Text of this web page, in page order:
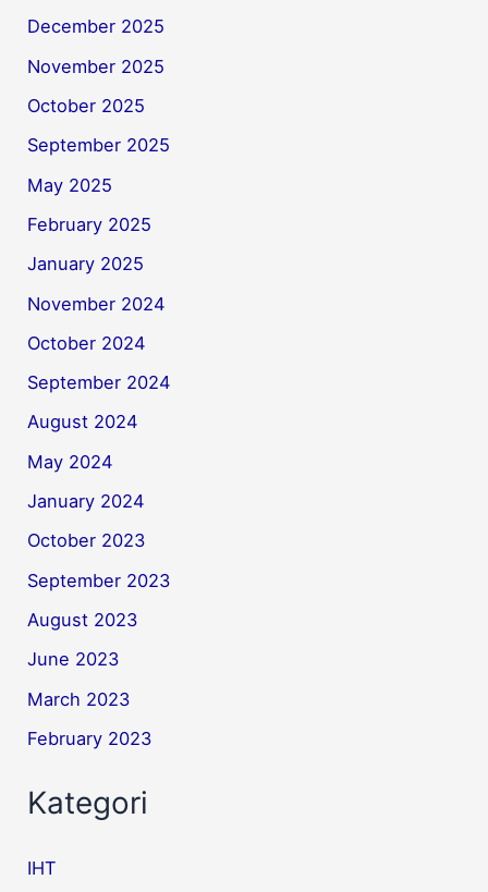
December 2025
November 2025
October 2025
September 2025
May 2025
February 2025
January 2025
November 2024
October 2024
September 2024
August 2024
May 2024
January 2024
October 2023
September 2023
August 2023
June 2023
March 2023
February 2023
Kategori
IHT